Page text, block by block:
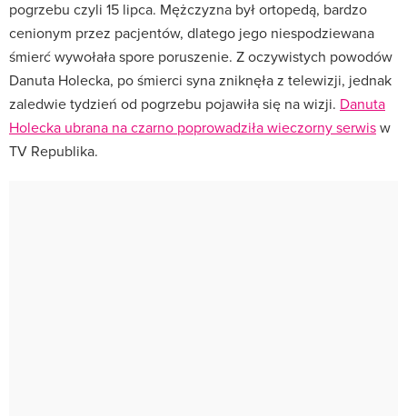
pogrzebu czyli 15 lipca. Mężczyzna był ortopedą, bardzo
cenionym przez pacjentów, dlatego jego niespodziewana
śmierć wywołała spore poruszenie. Z oczywistych powodów
Danuta Holecka, po śmierci syna zniknęła z telewizji, jednak
zaledwie tydzień od pogrzebu pojawiła się na wizji. Danuta
Holecka ubrana na czarno poprowadziła wieczorny serwisw
TV Republika.